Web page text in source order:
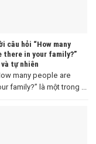
câu hỏi “How many
there in your family?”
tự nhiên
many people are
family?” là một trong ...